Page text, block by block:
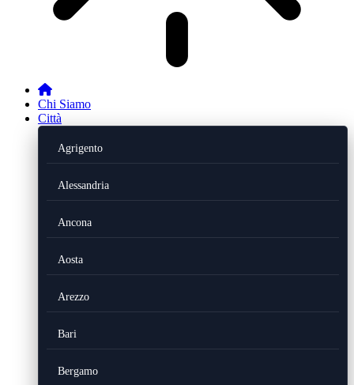
Chi Siamo
Città
Agrigento
Alessandria
Ancona
Aosta
Arezzo
Bari
Bergamo